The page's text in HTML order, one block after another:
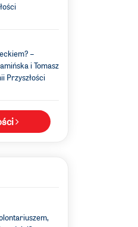
–
i Tomasz
Przyszłości